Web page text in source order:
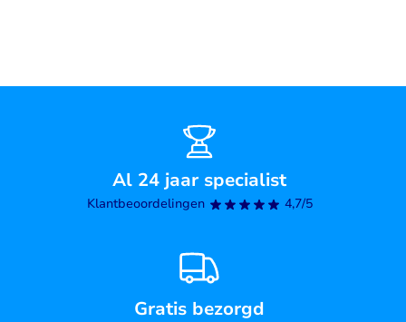
Al 24 jaar specialist
Klantbeoordelingen 4,7/5
Gratis bezorgd